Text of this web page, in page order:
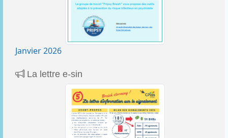
Janvier 2026
La lettre e-sin